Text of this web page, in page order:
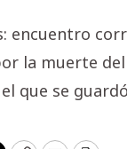
encuentro
la muerte
que se